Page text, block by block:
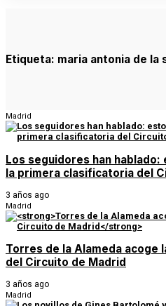
Etiqueta: maria antonia de la
Madrid
Los seguidores han
la primera clasificatoria del
3 años ago
Madrid
Torres de la Alameda acoge
del Circuito de Madrid
3 años ago
Madrid